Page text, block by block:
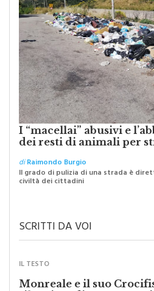
I “macellai” abusivi e
dei resti di animali per
diRaimondo Burgio
Il grado di pulizia di una strada è
civiltà dei cittadini
Monreale e il suo
silenziosa di una